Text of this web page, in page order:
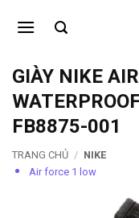
qua
dungGIÀY NIKE
FB8875-001
TRANG CHỦ / NIKE
Air force 1 low